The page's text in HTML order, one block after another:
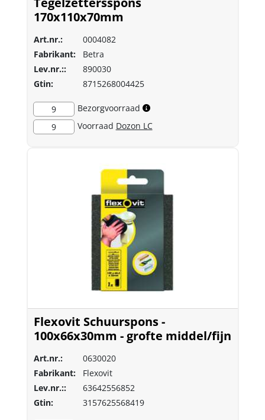
170x110x70mm
Art.nr.:
0004082
Fabrikant:
Betra
Lev.nr.::
890030
Gtin:
8715268004425
9
Bezorgvoorraad
9
Voorraad Dozon LC
Flexovit Schuurspons -
100x66x30mm - grofte middel/fijn
Art.nr.:
0630020
Fabrikant:
Flexovit
Lev.nr.::
63642556852
Gtin:
3157625568419